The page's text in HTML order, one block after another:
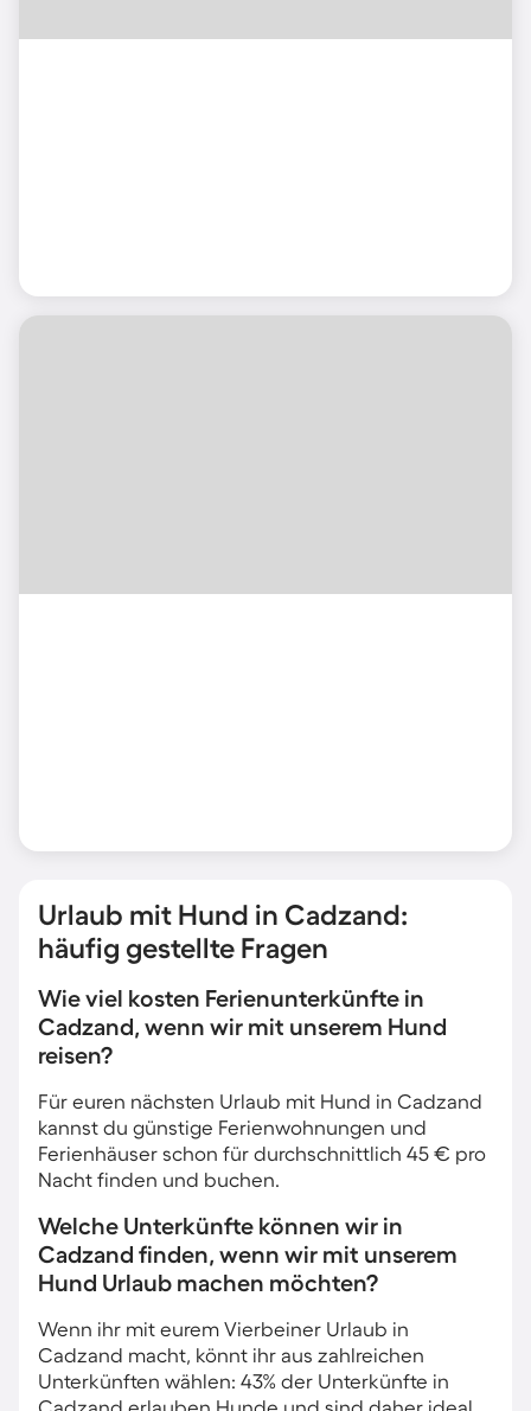
Urlaub mit Hund in Cadzand:
häufig gestellte Fragen
Wie viel kosten Ferienunterkünfte in
Cadzand, wenn wir mit unserem Hund
reisen?
Für euren nächsten Urlaub mit Hund in Cadzand
kannst du günstige Ferienwohnungen und
Ferienhäuser schon für durchschnittlich 45 € pro
Nacht finden und buchen.
Welche Unterkünfte können wir in
Cadzand finden, wenn wir mit unserem
Hund Urlaub machen möchten?
Wenn ihr mit eurem Vierbeiner Urlaub in
Cadzand macht, könnt ihr aus zahlreichen
Unterkünften wählen: 43% der Unterkünfte in